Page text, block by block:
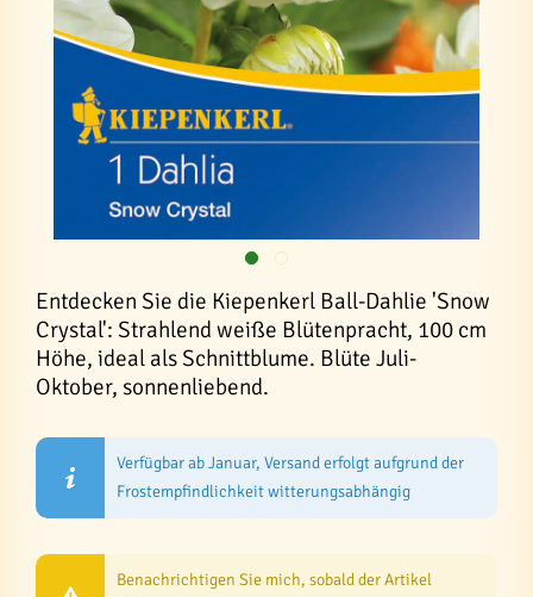
Entdecken Sie die Kiepenkerl Ball-Dahlie 'Snow
Crystal': Strahlend weiße Blütenpracht, 100 cm
Höhe, ideal als Schnittblume. Blüte Juli-
Oktober, sonnenliebend.
Verfügbar ab Januar, Versand erfolgt aufgrund der
Frostempfindlichkeit witterungsabhängig
Benachrichtigen Sie mich, sobald der Artikel